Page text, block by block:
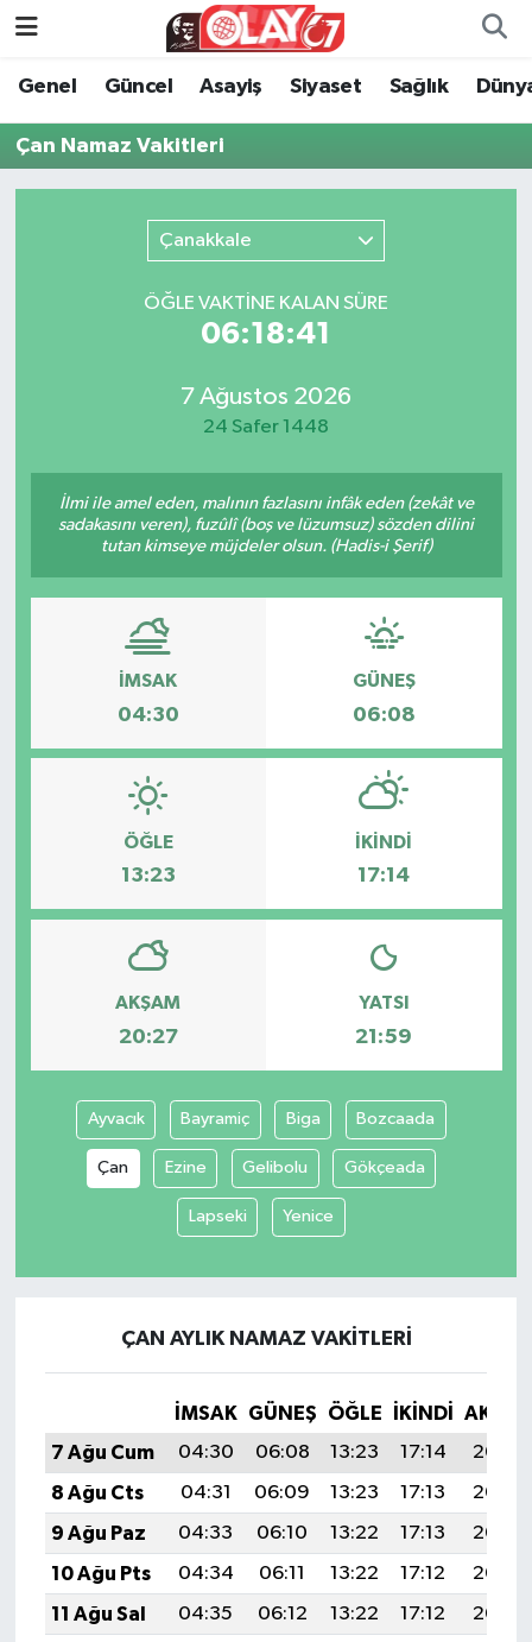
Genel Güncel Asayiş Siyaset Sağlık
Çan Namaz Vakitleri
Çanakkale
ÖĞLE VAKTİNE KALAN SÜRE
06:18:41
7 Ağustos 2026
24 Safer 1448
İlmi ile amel eden, malının fazlasını infâk eden (zekât ve
sadakasını veren), fuzûlî (boş ve lüzumsuz) sözden dilini
tutan kimseye müjdeler olsun. (Hadis-i Şerif)
İMSAK
04:30
GÜNEŞ
06:08
ÖĞLE
13:23
İKINDI
17:14
AKŞAM
20:27
YATSI
21:59
Ayvacık Bayramiç Biga Bozcaada
Çan Ezine Gelibolu Gökçeada
Lapseki Yenice
ÇAN AYLIK NAMAZ VAKITLERI
İMSAK GÜNEŞ ÖĞLE İKINDI
7 Ağu Cum
04:30 06:08 13:23 17:14
20:27
8 Ağu Cts
04:31 06:09 13:23 17:13
20:26
9 Ağu Paz
04:33 06:10 13:22 17:13
20:24
10 Ağu Pts
04:34 06:11 13:22 17:12
20:23
11 Ağu Sal
04:35 06:12 13:22 17:12
20:22
KATEGORİSİZ
ANA SAYFA
Kültür Sanat
Dünya
Eğitim
SEKTÖR
Magazin
haber ara
Günün Haberleri
Tüm Makaleler
Tüm Haberler
Videolu Haberler
Genel
Güncel
Eğitim
Spor
Zonguldak Nöbetçi Eczaneler
Zonguldak Hava Durumu
Süper Lig Puan Durumu ve Fikstür
Tüm Manşetler
Haber Arşivi